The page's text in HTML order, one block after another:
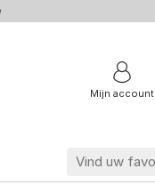
Mijn account